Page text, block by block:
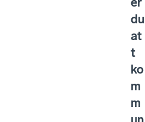
du
at
t
ko
m
m